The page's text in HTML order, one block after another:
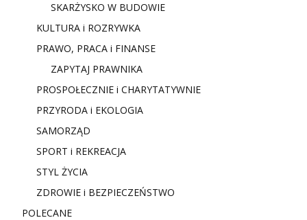
SKARŻYSKO W BUDOWIE
KULTURA i ROZRYWKA
PRAWO, PRACA i FINANSE
ZAPYTAJ PRAWNIKA
PROSPOŁECZNIE i CHARYTATYWNIE
PRZYRODA i EKOLOGIA
SAMORZĄD
SPORT i REKREACJA
STYL ŻYCIA
ZDROWIE i BEZPIECZEŃSTWO
POLECANE